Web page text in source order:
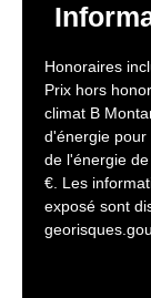
Honoraires
Prix hors
climat B
d'énergie pour
de l'énergie
€. Les
exposé sont